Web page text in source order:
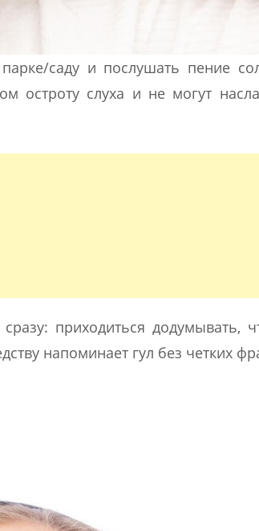
саду и послушать пение
остроту слуха и не могут
приходиться додумывать,
напоминает гул без четких